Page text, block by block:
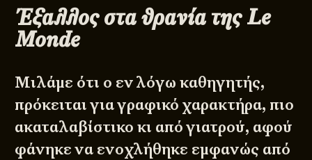
Έξαλλος στα θρανία τηςLe
Monde
Μιλάμε ότι ο εν λόγω καθηγητής,
πρόκειται για γραφικό χαρακτήρα, πιο
ακαταλαβίστικο κι από γιατρού, αφού
φάνηκε να ενοχλήθηκε εμφανώς από